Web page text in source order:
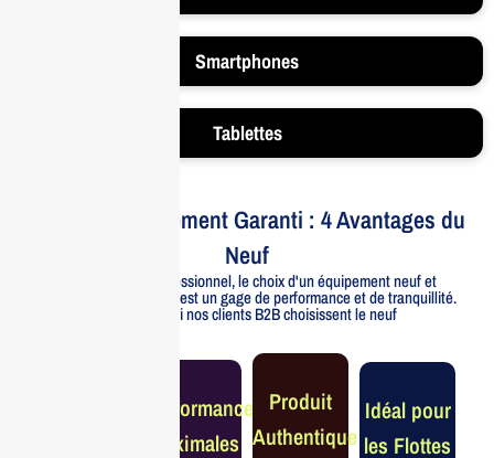
Smartphones
Tablettes
Votre Investissement Garanti : 4 Avantages du
Neuf
Pour un usage professionnel, le choix d'un équipement neuf et
officiellement distribué est un gage de performance et de tranquillité.
Voici pourquoi nos clients B2B choisissent le neuf
Performance
Maximales
Produit
Authentique
Idéal pour
les Flottes